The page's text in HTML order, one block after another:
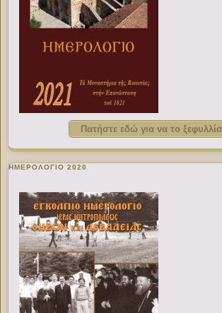
Πατήστε εδώ για να το
ΗΜΕΡΟΛΟΓΙΟ 2020